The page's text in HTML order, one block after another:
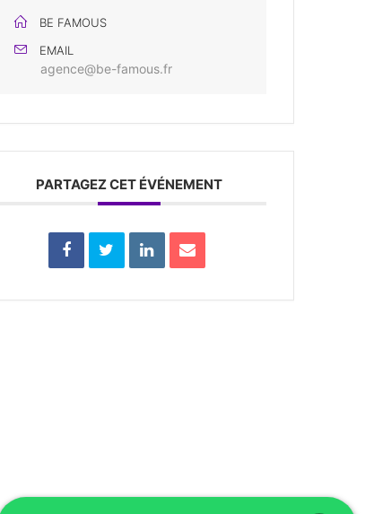
BE FAMOUS
EMAIL
agence@be-famous.fr
PARTAGEZ CET ÉVÉNEMENT